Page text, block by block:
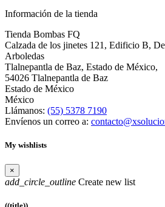
Información de la tienda
Tienda Bombas FQ
Calzada de los jinetes 121, Edificio B,
Arboledas
Tlalnepantla de Baz, Estado de México,
54026 Tlalnepantla de Baz
Estado de México
México
Llámanos: (55) 5378 7190
Envíenos un correo a:
My wishlists
×
add_circle_outline Create new list